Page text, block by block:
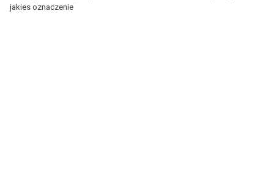
jakies oznaczenie